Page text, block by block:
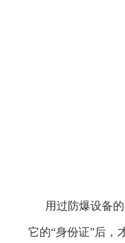
用过防爆设备
它的“身份证”后，